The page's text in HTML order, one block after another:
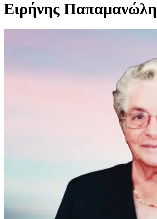
Ειρήνης Παπαμανώλη